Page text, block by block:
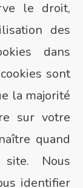
le droit,
des
dans
sont
la majorité
sur votre
quand
Nous
identifier